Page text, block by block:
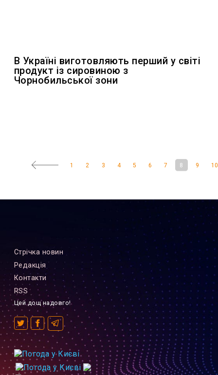
В Україні виготовляють перший у світі
продукт із сировиною з
Чорнобильської зони
1 2 3 4 5 6 7 8 9 10
Стрiчка новин
Редакцiя
Контакти
RSS
Цей дощ надовго!